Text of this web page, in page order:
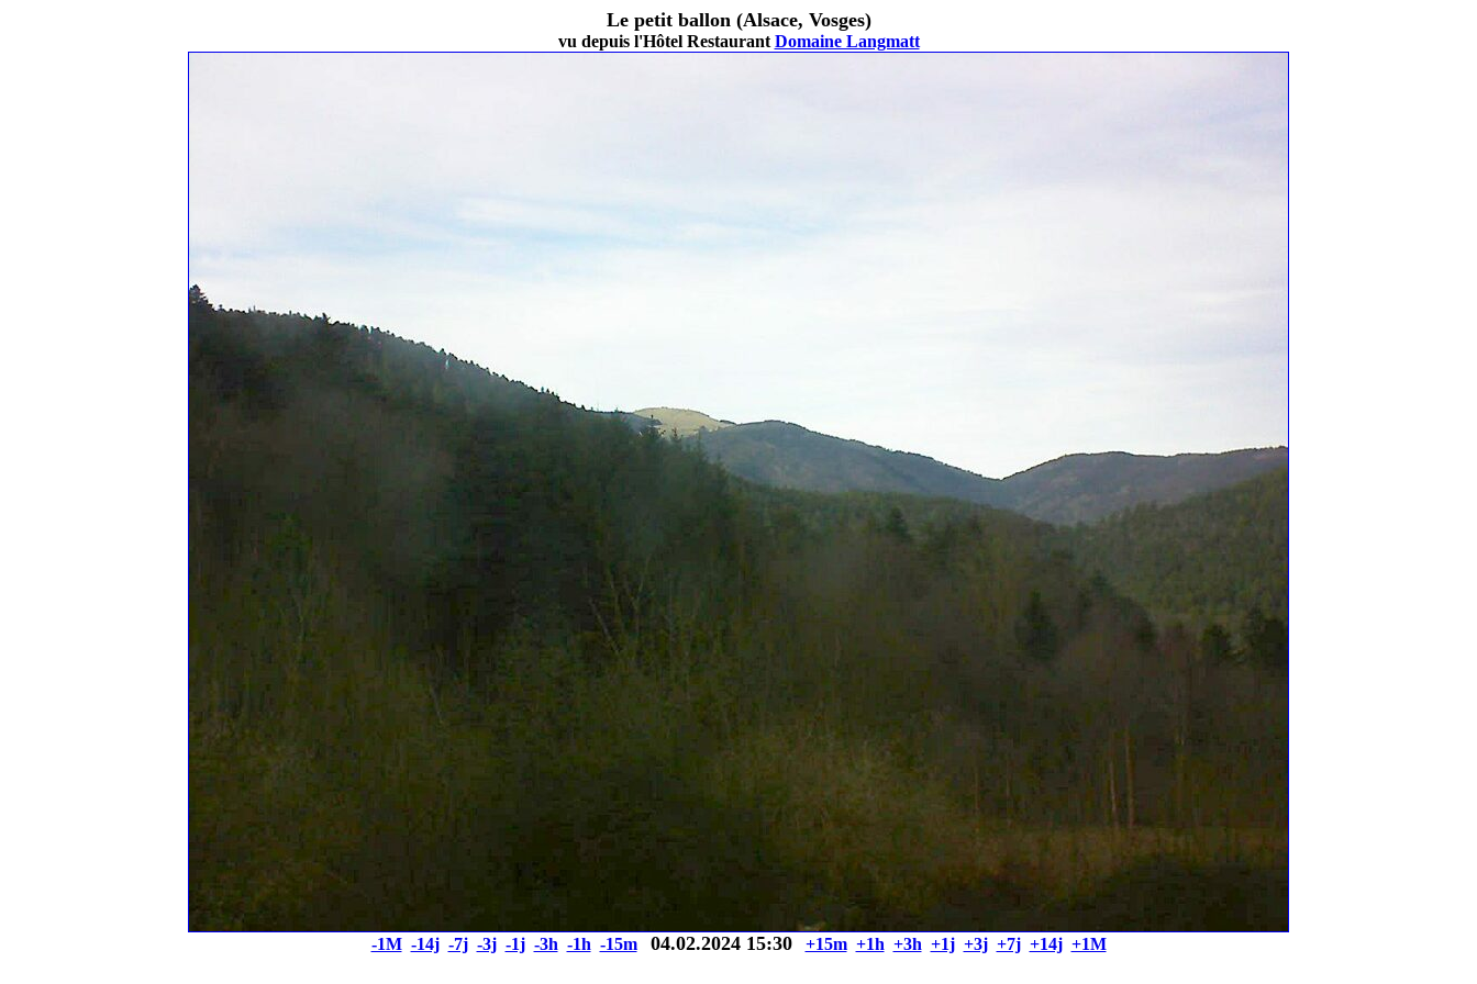
Le petit ballon (Alsace, Vosges)
vu depuis l'Hôtel Restaurant Domaine Langmatt
-1M -14j -7j -3j -1j -3h -1h -15m 04.02.2024 15:30 +15m +1h +3h +1j +3j +7j +14j +1M